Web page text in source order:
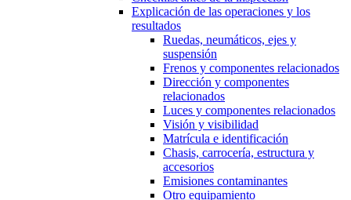
Explicación de las operaciones y los
resultados
Ruedas, neumáticos, ejes y
suspensión
Frenos y componentes relacionados
Dirección y componentes
relacionados
Luces y componentes relacionados
Visión y visibilidad
Matrícula e identificación
Chasis, carrocería, estructura y
accesorios
Emisiones contaminantes
Otro equipamiento